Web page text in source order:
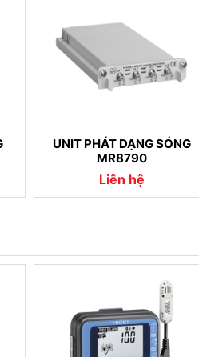
UNIT PHÁT DẠNG SÓNG
MR8790
Liên hệ